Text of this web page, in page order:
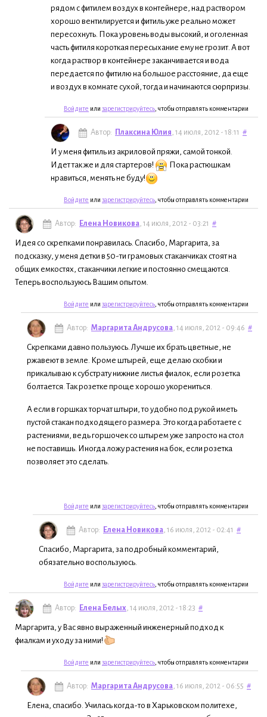
рядом с фитилем воздух в контейнере, над раствором
хорошо вентилируется и фитиль уже реально может
пересохнуть. Пока уровень воды высокий, и оголенная
часть фитиля короткая пересыхание ему не грозит. А вот
когда раствор в контейнере заканчивается и вода
передается по фитилю на большое расстояние, да еще
и воздух в комнате сухой, тогда и начинаются сюрпризы.
Войдите или зарегистрируйтесь , чтобы отправлять комментарии
Автор: Плаксина Юлия, 14 июля, 2012 - 18:11 #
И у меня фитиль из акриловой пряжи, самой тонкой.
Идет так же и для стартеров!
Пока растюшкам
нравиться, менять не буду!
Войдите или зарегистрируйтесь , чтобы отправлять комментарии
Автор: Елена Новикова, 14 июля, 2012 - 03:21 #
Идея со скрепками понравилась. Спасибо, Маргарита, за
подсказку, у меня детки в 50-ти грамовых стаканчиках стоят на
общих емкостях, стаканчики легкие и постоянно смещаются.
Теперь воспользуюсь Вашим опытом.
Войдите или зарегистрируйтесь , чтобы отправлять комментарии
Автор: Маргарита Андрусова, 14 июля, 2012 - 09:46 #
Скрепками давно пользуюсь. Лучше их брать цветные, не
ржавеют в земле. Кроме штырей, еще делаю скобки и
прикалываю к субстрату нижние листья фиалок, если розетка
болтается. Так розетке проще хорошо укорениться.
А если в горшках торчат штыри, то удобно под рукой иметь
пустой стакан подходящего размера. Это когда работаете с
растениями, ведь горшочек со штырем уже запросто на стол
не поставишь. Иногда ложу растения на бок, если розетка
позволяет это сделать.
Войдите или зарегистрируйтесь , чтобы отправлять комментарии
Автор: Елена Новикова, 16 июля, 2012 - 02:41 #
Спасибо, Маргарита, за подробный комментарий,
обязательно воспользуюсь.
Войдите или зарегистрируйтесь , чтобы отправлять комментарии
Автор: Елена Белых, 14 июля, 2012 - 18:23 #
Маргарита, у Вас явно выраженный инженерный подход к
фиалкам и уходу за ними!
Войдите или зарегистрируйтесь , чтобы отправлять комментарии
Автор: Маргарита Андрусова, 16 июля, 2012 - 06:55 #
Елена, спасибо. Училась когда-то в Харьковском политехе,